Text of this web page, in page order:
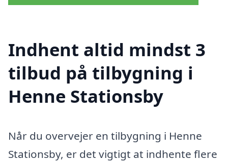
Indhent altid mindst 3
tilbud på tilbygning i
Henne Stationsby
Når du overvejer en tilbygning i Henne
Stationsby, er det vigtigt at indhente flere